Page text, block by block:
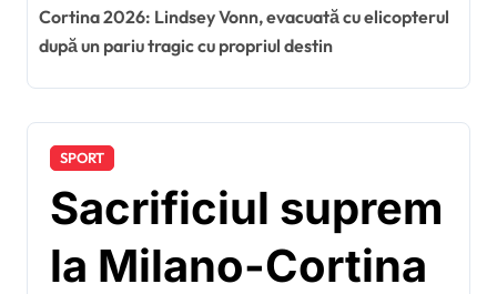
Cortina 2026: Lindsey Vonn, evacuată cu elicopterul
după un pariu tragic cu propriul destin
SPORT
Sacrificiul suprem
la Milano-Cortina